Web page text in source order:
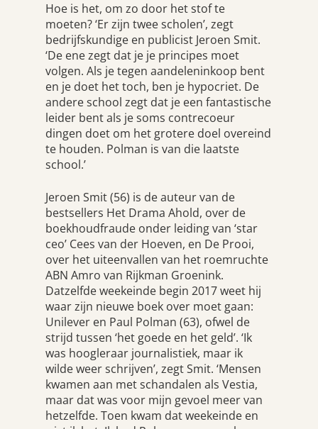
Hoe is het, om zo door het stof te
moeten? ‘Er zijn twee scholen’, zegt
bedrijfskundige en publicist Jeroen Smit.
‘De ene zegt dat je je principes moet
volgen. Als je tegen aandeleninkoop bent
en je doet het toch, ben je hypocriet. De
andere school zegt dat je een fantastische
leider bent als je soms contrecoeur
dingen doet om het grotere doel overeind
te houden. Polman is van die laatste
school.’
Jeroen Smit (56) is de auteur van de
bestsellers Het Drama Ahold, over de
boekhoudfraude onder leiding van ‘star
ceo’ Cees van der Hoeven, en De Prooi,
over het uiteenvallen van het roemruchte
ABN Amro van Rijkman Groenink.
Datzelfde weekeinde begin 2017 weet hij
waar zijn nieuwe boek over moet gaan:
Unilever en Paul Polman (63), ofwel de
strijd tussen ‘het goede en het geld’. ‘Ik
was hoogleraar journalistiek, maar ik
wilde weer schrijven’, zegt Smit. ‘Mensen
kwamen aan met schandalen als Vestia,
maar dat was voor mijn gevoel meer van
hetzelfde. Toen kwam dat weekeinde en